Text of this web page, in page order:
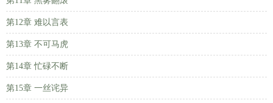
第12章 难以言表
第13章 不可马虎
第14章 忙碌不断
第15章 一丝诧异